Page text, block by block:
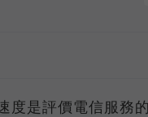
度是評價電信服務